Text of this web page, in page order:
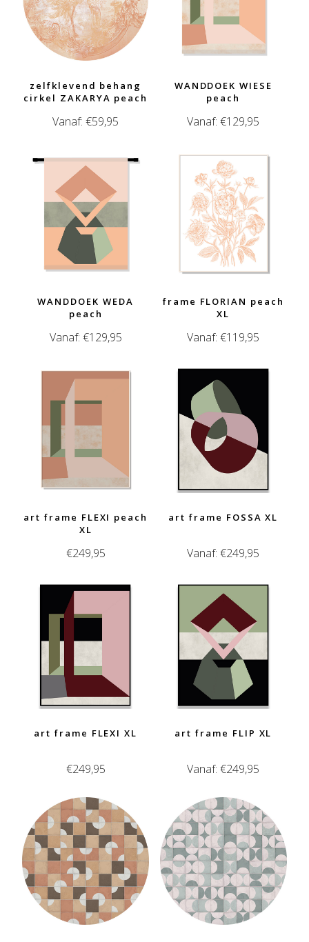
zelfklevend behang
cirkel ZAKARYA peach
Vanaf:€59,95
WANDDOEK WIESE
peach
Vanaf:€129,95
WANDDOEK WEDA
peach
Vanaf: €129,95
frame FLORIAN peach
XL
Vanaf:€119,95
art frame FLEXI peach
XL
€249,95
art frame FOSSA XL
Vanaf:€249,95
art frame FLEXI XL
€249,95
art frame FLIP XL
Vanaf:€249,95